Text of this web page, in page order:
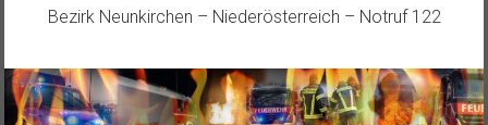
Bezirk Neunkirchen – Niederösterreich – Notruf 122